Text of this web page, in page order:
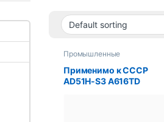
Промышленные
Применимо к СССР
AD51H-S3 A616TD